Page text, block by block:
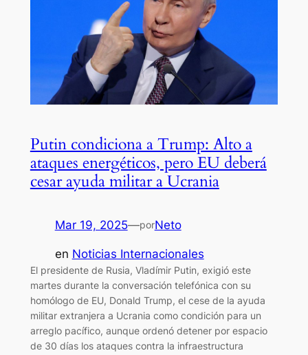
Putin condiciona a Trump: Alto a
ataques energéticos, pero EU deberá
cesar ayuda militar a Ucrania
Mar 19, 2025—porNeto
en Noticias Internacionales
El presidente de Rusia, Vladímir Putin, exigió este
martes durante la conversación telefónica con su
homólogo de EU, Donald Trump, el cese de la ayuda
militar extranjera a Ucrania como condición para un
arreglo pacífico, aunque ordenó detener por espacio
de 30 días los ataques contra la infraestructura